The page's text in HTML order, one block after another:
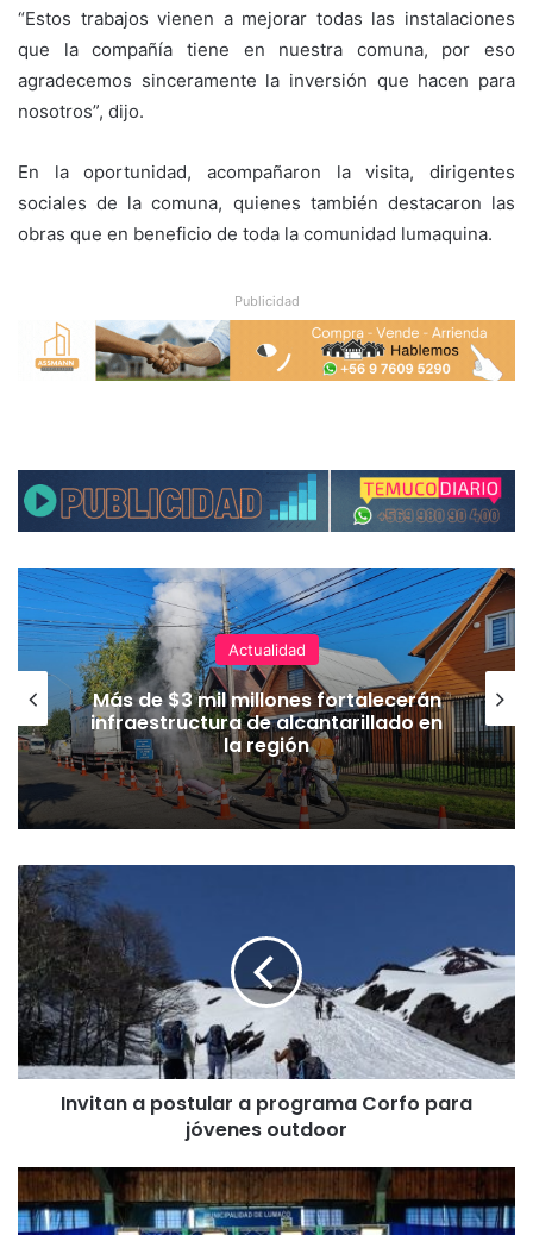
“Estos trabajos vienen a mejorar todas las instalaciones
que la compañía tiene en nuestra comuna, por eso
agradecemos sinceramente la inversión que hacen para
nosotros”, dijo.
En la oportunidad, acompañaron la visita, dirigentes
sociales de la comuna, quienes también destacaron las
obras que en beneficio de toda la comunidad lumaquina.
Publicidad
Actualidad
Más de $3 mil millones fortalecerán
infraestructura de alcantarillado en
la región
I
n
v
i
t
a
n
p
u
l
a
Invitan a postular a programa Corfo para
jóvenes outdoor
u
m